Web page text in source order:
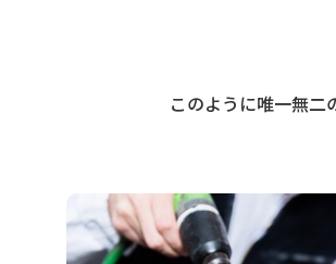
このように唯一無二